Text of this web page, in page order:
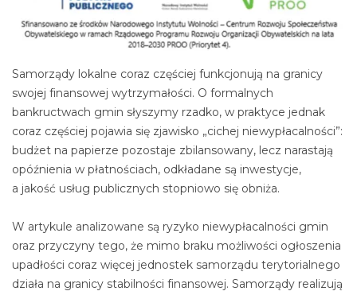
Samorządy lokalne coraz częściej funkcjonują na granicy
swojej finansowej wytrzymałości. O formalnych
bankructwach gmin słyszymy rzadko, w praktyce jednak
coraz częściej pojawia się zjawisko „cichej niewypłacalności”:
budżet na papierze pozostaje zbilansowany, lecz narastają
opóźnienia w płatnościach, odkładane są inwestycje,
a jakość usług publicznych stopniowo się obniża.
W artykule analizowane są ryzyko niewypłacalności gmin
oraz przyczyny tego, że mimo braku możliwości ogłoszenia
upadłości coraz więcej jednostek samorządu terytorialnego
działa na granicy stabilności finansowej. Samorządy realizują